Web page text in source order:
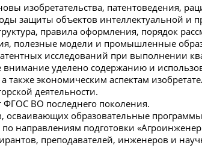
изобретательства, патентоведения,
защиты объектов интеллектуальной и
правила оформления, порядок
полезные модели и промышленные
исследований при выполнении
внимание уделено содержанию и
также экономическим аспектам
деятельности.
ФГОС ВО последнего поколения.
осваивающих образовательные
по направлениям подготовки
преподавателей, инженеров и